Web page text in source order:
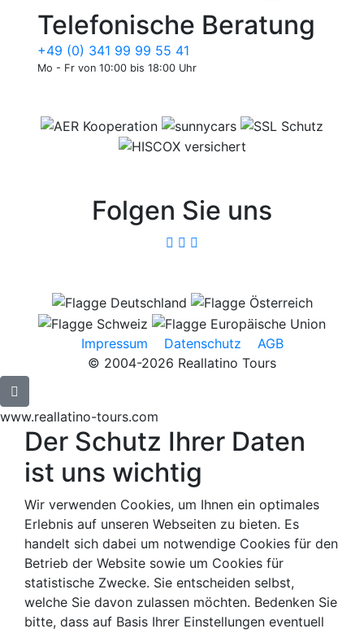
Telefonische Beratung
+49 (0) 341 99 99 55 41
Mo - Fr von 10:00 bis 18:00 Uhr
Folgen Sie uns
Impressum Datenschutz
AGB
© 2004-2026 Reallatino Tours
www.reallatino-tours.com
Der Schutz Ihrer Daten
ist uns wichtig
Wir verwenden Cookies, um Ihnen ein optimales
Erlebnis auf unseren Webseiten zu bieten. Es
handelt sich dabei um notwendige Cookies für den
Betrieb der Website sowie um Cookies für
statistische Zwecke. Sie entscheiden selbst,
welche Sie davon zulassen möchten. Bedenken Sie
bitte, dass auf Basis Ihrer Einstellungen eventuell